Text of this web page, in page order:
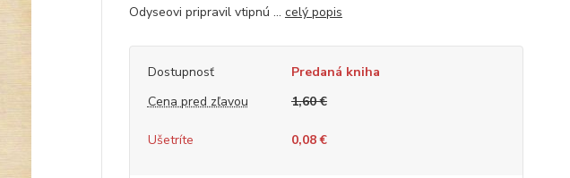
Odyseovi pripravil vtipnú ... celý popis
Dostupnosť
Predaná kniha
Cena pred zľavou
1,60 €
Ušetríte 0,08 €